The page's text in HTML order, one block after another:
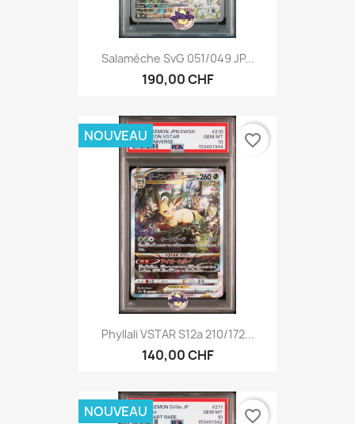
Salamèche SvG 051/049 JP...
190,00 CHF
Phyllali VSTAR S12a 210/172...
140,00 CHF
NOUVEAU favorite_border
NOUVEAU favorite_border